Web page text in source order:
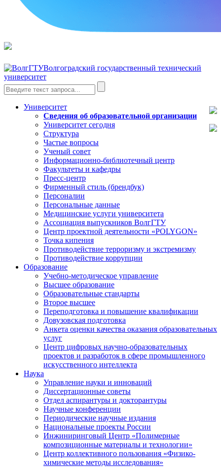
Волгоградский государственный технический
университет
Университет
Сведения об образовательной организации
Университет сегодня
Структура
Частые вопросы
Ученый совет
Информационно-библиотечный центр
Факультеты и кафедры
Пресс-центр
Фирменный стиль (брендбук)
Персоналии
Персональные данные
Медицинские услуги университета
Ассоциация выпускников ВолгГТУ
Центр проектной деятельности «POLYGON»
Точка кипения
Противодействие терроризму и экстремизму
Противодействие коррупции
Образование
Учебно-методическое управление
Высшее образование
Образовательные стандарты
Второе высшее
Переподготовка и повышение квалификации
Довузовская подготовка
Анкета оценки качества оказания образовательных
услуг
Центр цифровых научно-образовательных
проектов и разработок в сфере промышленного
искусственного интеллекта
Наука
Управление науки и инноваций
Диссертационные советы
Отдел аспирантуры и докторантуры
Научные конференции
Периодические научные издания
Национальные проекты России
Инжиниринговый Центр «Полимерные
композиционные материалы и технологии»
Центр коллективного пользования «Физико-
химические методы исследования»